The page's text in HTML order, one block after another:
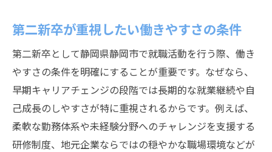
第二新卒が重視したい働きやすさの条件
第二新卒として静岡県静岡市で就職活動を行う際、働き
やすさの条件を明確にすることが重要です。なぜなら、
早期キャリアチェンジの段階では長期的な就業継続や自
己成長のしやすさが特に重視されるからです。例えば、
柔軟な勤務体系や未経験分野へのチャレンジを支援する
研修制度、地元企業ならではの穏やかな職場環境などが